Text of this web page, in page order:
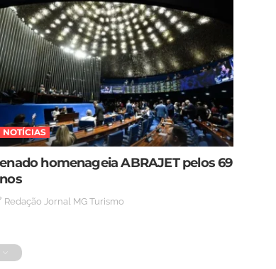
NOTÍCIAS
homenageia ABRAJET pelos 69
Redação Jornal MG Turismo